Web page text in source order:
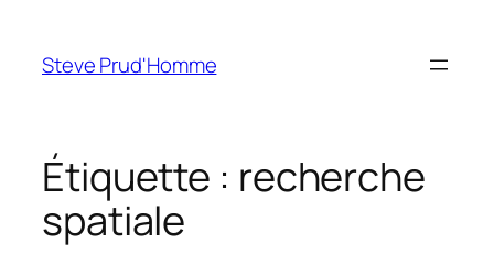
contenu
Steve Prud'Homme
Étiquette : recherche
spatiale